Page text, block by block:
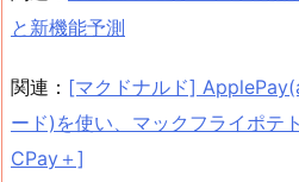
と新機能予測
関連： [マクドナルド]
ード)を使い、マックフライポテ
CPay＋]